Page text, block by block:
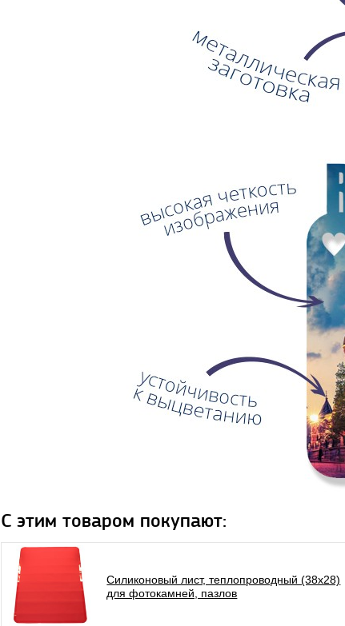
С этим товаром покупают:
Силиконовый лист, теплопроводный (38х28)
для фотокамней, пазлов